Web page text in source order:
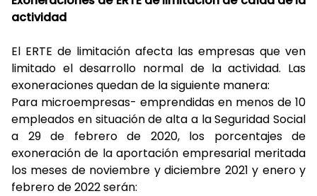
actividad
El ERTE de limitación afecta las empresas que ven
limitado el desarrollo normal de la actividad. Las
exoneraciones quedan de la siguiente manera:
Para microempresas- emprendidas en menos de 10
empleados en situación de alta a la Seguridad Social
a 29 de febrero de 2020, los porcentajes de
exoneración de la aportación empresarial meritada
los meses de noviembre y diciembre 2021 y enero y
febrero de 2022 serán: